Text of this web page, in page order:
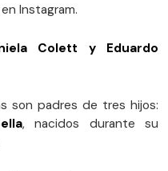
Instagram.
Colett y Eduardo
son padres de tres hijos:
, nacidos durante su